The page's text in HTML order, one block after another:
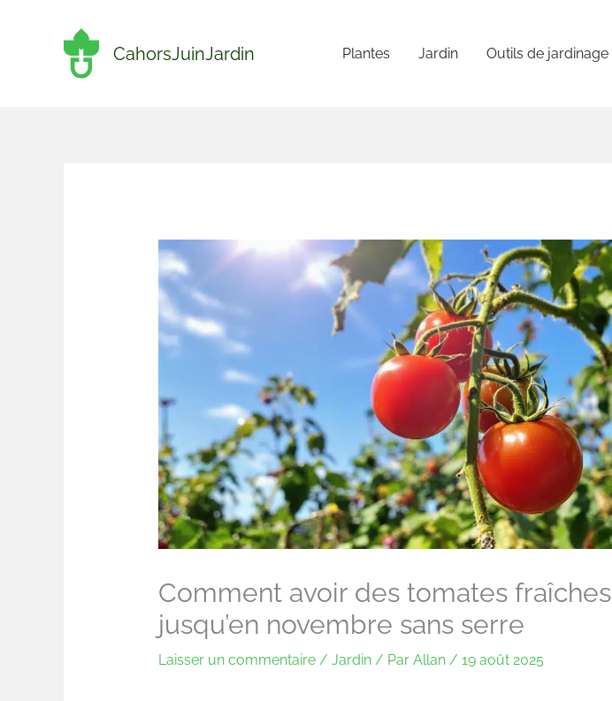
CahorsJuinJardin Plantes Jardin Outils de jardinage
Comment avoir des tomates fraîches
jusqu’en novembre sans serre
Laisser un commentaire / Jardin/ Par Allan / 19 août 2025